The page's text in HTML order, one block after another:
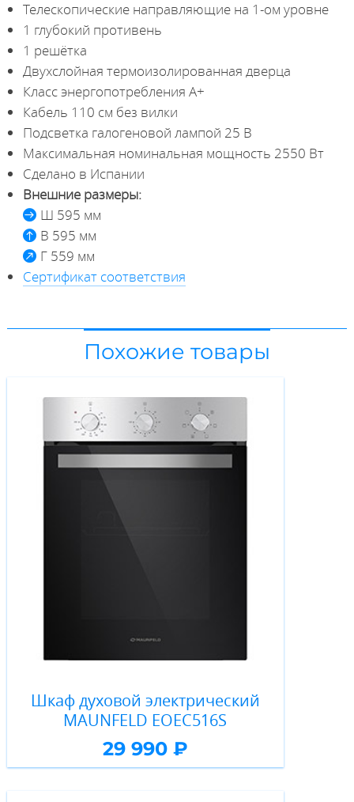
Телескопические направляющие на 1-ом уровне
1 глубокий противень
1 решётка
Двухслойная термоизолированная дверца
Класс энергопотребления А+
Кабель 110 см без вилки
Подсветка галогеновой лампой 25 В
Максимальная номинальная мощность 2550 Вт
Сделано в Испании
Внешние размеры:
Ш 595 мм
В 595 мм
Г 559 мм
Сертификат соответствия
Похожие товары
Шкаф духовой электрический
MAUNFELD EOEC516S
29 990 ₽